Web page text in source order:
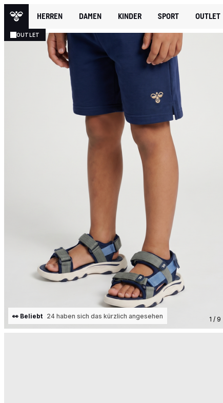
HERREN DAMEN KINDER SPORT OUTLET
OUTLET
1 / 9
👀 Beliebt 24 haben sich das kürzlich angesehen